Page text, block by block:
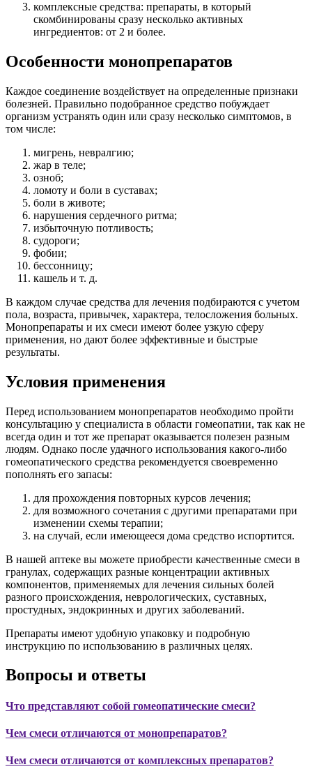
комплексные средства: препараты, в который
скомбинированы сразу несколько активных
ингредиентов: от 2 и более.
Особенности монопрепаратов
Каждое соединение воздействует на определенные признаки
болезней. Правильно подобранное средство побуждает
организм устранять один или сразу несколько симптомов, в
том числе:
мигрень, невралгию;
жар в теле;
озноб;
ломоту и боли в суставах;
боли в животе;
нарушения сердечного ритма;
избыточную потливость;
судороги;
фобии;
бессонницу;
кашель и т. д.
В каждом случае средства для лечения подбираются с учетом
пола, возраста, привычек, характера, телосложения больных.
Монопрепараты и их смеси имеют более узкую сферу
применения, но дают более эффективные и быстрые
результаты.
Условия применения
Перед использованием монопрепаратов необходимо пройти
консультацию у специалиста в области гомеопатии, так как не
всегда один и тот же препарат оказывается полезен разным
людям. Однако после удачного использования какого-либо
гомеопатического средства рекомендуется своевременно
пополнять его запасы:
для прохождения повторных курсов лечения;
для возможного сочетания с другими препаратами при
изменении схемы терапии;
на случай, если имеющееся дома средство испортится.
В нашей аптеке вы можете приобрести качественные смеси в
гранулах, содержащих разные концентрации активных
компонентов, применяемых для лечения сильных болей
разного происхождения, неврологических, суставных,
простудных, эндокринных и других заболеваний.
Препараты имеют удобную упаковку и подробную
инструкцию по использованию в различных целях.
Вопросы и ответы
Что представляют собой гомеопатические смеси?
Чем смеси отличаются от монопрепаратов?
Чем смеси отличаются от комплексных препаратов?